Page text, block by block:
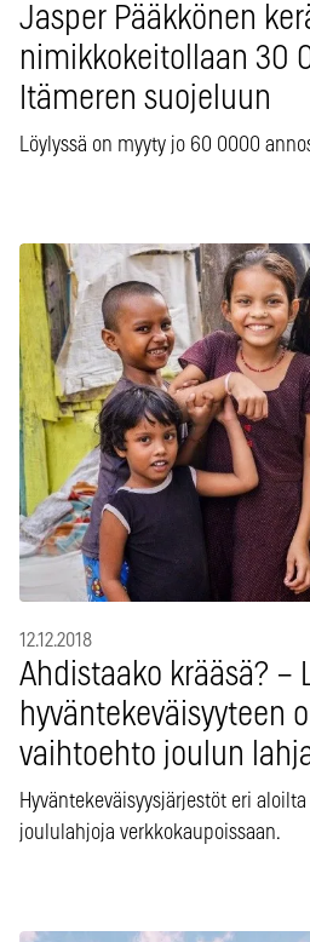
Jasper Pääkkönen
nimikkokeitollaan 30
Itämeren suojeluun
Löylyssä on myyty jo 60 0000
12.12.2018
Ahdistaako krääsä? –
hyväntekeväisyyteen
vaihtoehto joulun
Hyväntekeväisyysjärjestöt eri
joululahjoja verkkokaupoissaan.